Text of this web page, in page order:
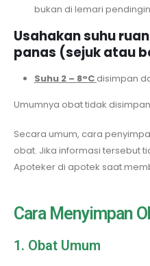
bukan di lemari
Usahakan suhu
panas (sejuk atau
Suhu 2 – 8°C disimpan
Umumnya obat tidak
Secara umum, cara
obat. Jika informasi tersebut
Apoteker di apotek saat
Cara Menyimpan
1. Obat Umum